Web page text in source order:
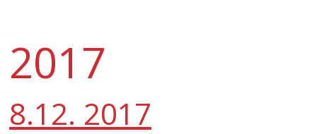
2017
8.12. 2017